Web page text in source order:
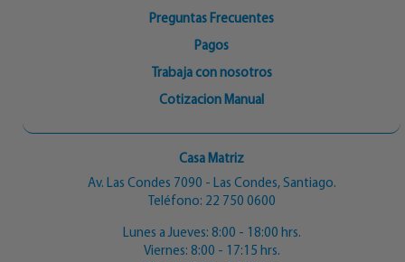
Preguntas Frecuentes
Pagos
Trabaja con nosotros
Cotizacion Manual
Casa Matriz
Av. Las Condes 7090 - Las Condes, Santiago.
Teléfono: 22 750 0600
Lunes a Jueves: 8:00 - 18:00 hrs.
Viernes: 8:00 - 17:15 hrs.